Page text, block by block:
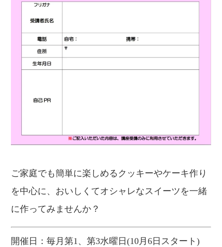
ご家庭でも簡単に楽しめるクッキーやケーキ作り
を中心に、おいしくてオシャレなスイーツを一緒
に作ってみませんか？
開催日：毎月第1、第3水曜日(10月6日スタート)